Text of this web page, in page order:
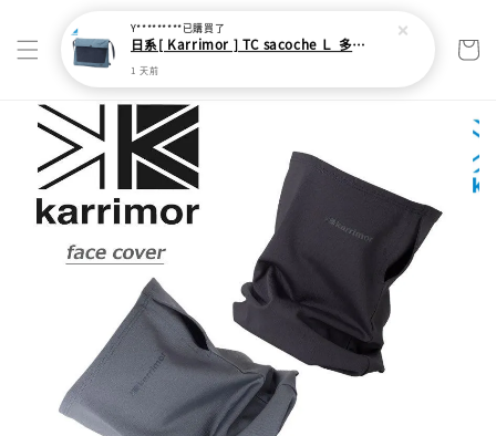
Y*********已購買了
日系[ Karrimor ] TC sacoche Ｌ 多功能輕旅收納袋
1 天前